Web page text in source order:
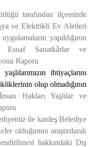
tarafından ilçemizde
ve Elektrikli Ev Aletleri
yapıldığının
Esnaf Sanatkârlar ve
Raporu
ihtiyaçlarını
olup olmadığının
Hakları Yaşlılar ve
ile kardeş Belediye
olduğunun araştırılarak
hakkındaki Dış